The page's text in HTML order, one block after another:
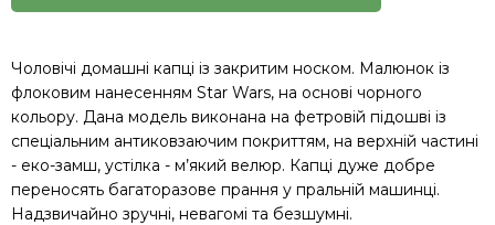
Чоловічі домашні капці із закритим носком. Малюнок із
флоковим нанесенням Star Wars, на основі чорного
кольору. Дана модель виконана на фетровій підошві із
спеціальним антиковзаючим покриттям, на верхній частині
- еко-замш, устілка - м’який велюр. Капці дуже добре
переносять багаторазове прання у пральній машинці.
Надзвичайно зручні, невагомі та безшумні.